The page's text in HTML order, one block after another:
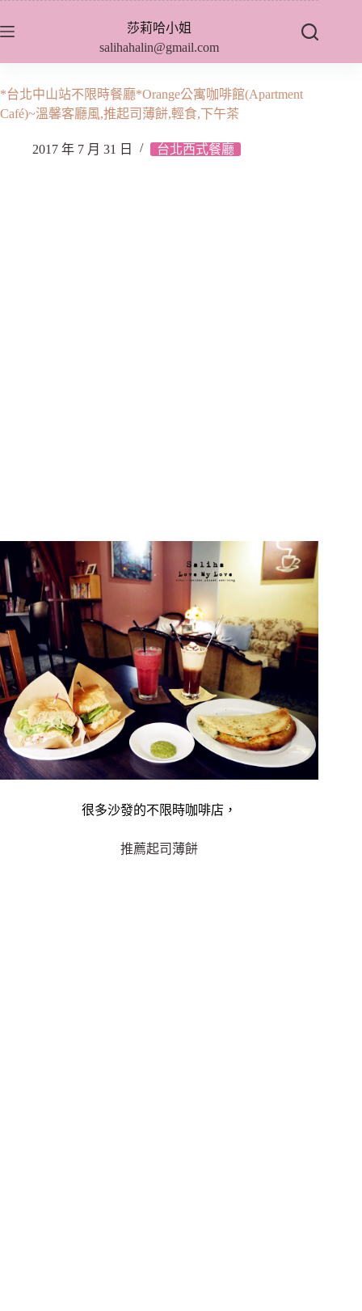
至
內
容
莎莉哈小姐
salihahalin@gmail.com
*台北中山站不限時餐廳*Orange公寓咖啡館(Apartment
Café)~溫馨客廳風,推起司薄餅,輕食,下午茶
2017 年 7 月 31 日 台北西式餐廳
很多沙發的不限時咖啡店，
推薦起司薄餅